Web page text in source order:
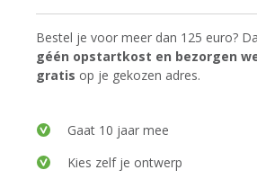
Bestel je voor meer dan 125 euro?
géén opstartkost en bezorgen
gratis op je gekozen adres.
Gaat 10 jaar mee
Kies zelf je ontwerp